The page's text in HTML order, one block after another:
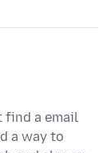
find a email
a way to